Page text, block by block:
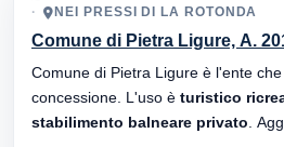
NEI PRESSI DI LA ROTONDA
Comune di Pietra Ligure, A.
Comune di Pietra Ligure è l'ente
concessione. L'uso è turistico
stabilimento balneare privato